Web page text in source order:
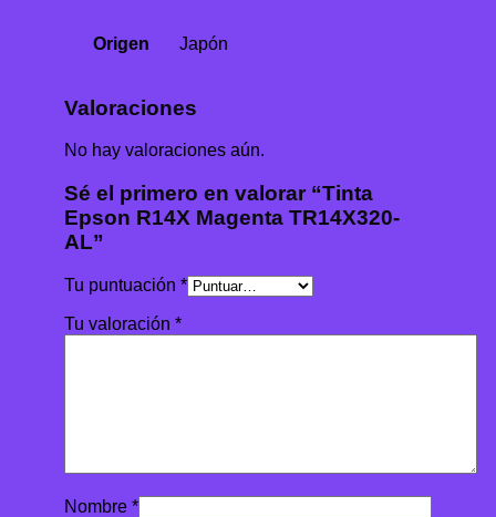
Origen Japón
Valoraciones
No hay valoraciones aún.
Sé el primero en valorar “Tinta
Epson R14X Magenta TR14X320-
AL”
Tu puntuación *
Tu valoración *
Nombre *